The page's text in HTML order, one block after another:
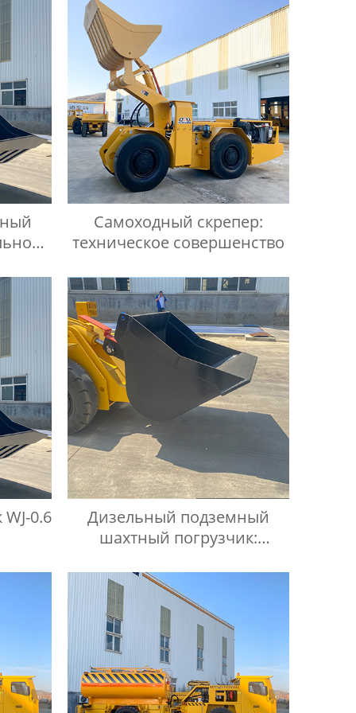
Самоходный скрепер:
техническое совершенство
0.6
Дизельный подземный
шахтный погрузчик:
характеристики